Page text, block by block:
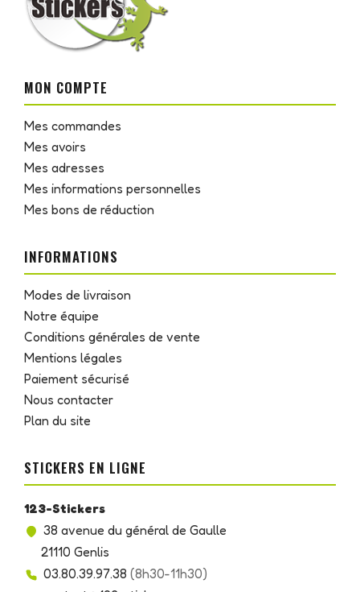
MON COMPTE
Mes commandes
Mes avoirs
Mes adresses
Mes informations personnelles
Mes bons de réduction
INFORMATIONS
Modes de livraison
Notre équipe
Conditions générales de vente
Mentions légales
Paiement sécurisé
Nous contacter
Plan du site
STICKERS EN LIGNE
123-Stickers
38 avenue du général de Gaulle
21110 Genlis
03.80.39.97.38 (8h30-11h30)